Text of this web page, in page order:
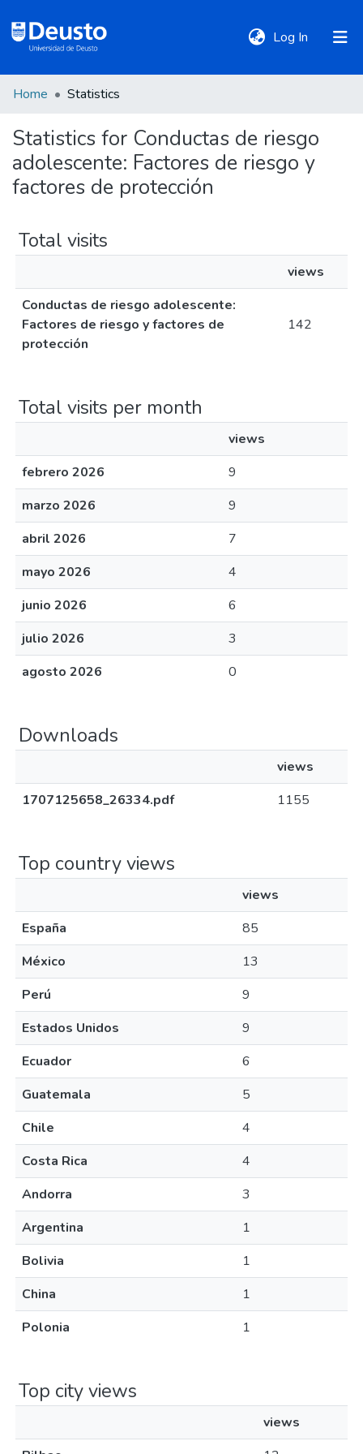
Log In (current)
Communities
&
All of DSpace
Policies
Home Statistics
Statistics for Conductas de riesgo
adolescente: Factores de riesgo y
factores de protección
Total visits
views
Conductas de riesgo adolescente:
Factores de riesgo y factores de
protección
142
Total visits per month
views
febrero 2026
9
marzo 2026
9
abril 2026
7
mayo 2026
4
junio 2026
6
julio 2026
3
agosto 2026
0
Downloads
views
1707125658_26334.pdf
1155
Top country views
views
España
85
México
13
Perú
9
Estados Unidos
9
Ecuador
6
Guatemala
5
Chile
4
Costa Rica
4
Andorra
3
Argentina
1
Bolivia
1
China
1
Polonia
1
Top city views
views